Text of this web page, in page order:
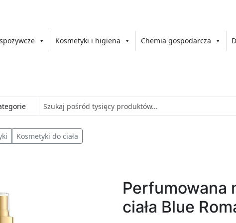
Kosmetyki i higiena Chemia gospodarcza
Kosmetyki do ciała
Perfumowana
ciała Blue